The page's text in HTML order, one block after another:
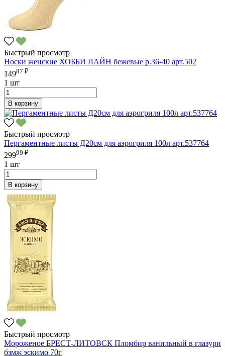
Быстрый просмотр
Носки женские ХОББИ ЛАЙН бежевые р.36-40 арт.502
14987 ₽
1 шт
В корзину
Быстрый просмотр
Пергаментные листы Д20см для аэрогриля 100л арт.537764
29999 ₽
1 шт
В корзину
Быстрый просмотр
Мороженое БРЕСТ-ЛИТОВСК Пломбир ванильный в глазури
бзмж эскимо 70г